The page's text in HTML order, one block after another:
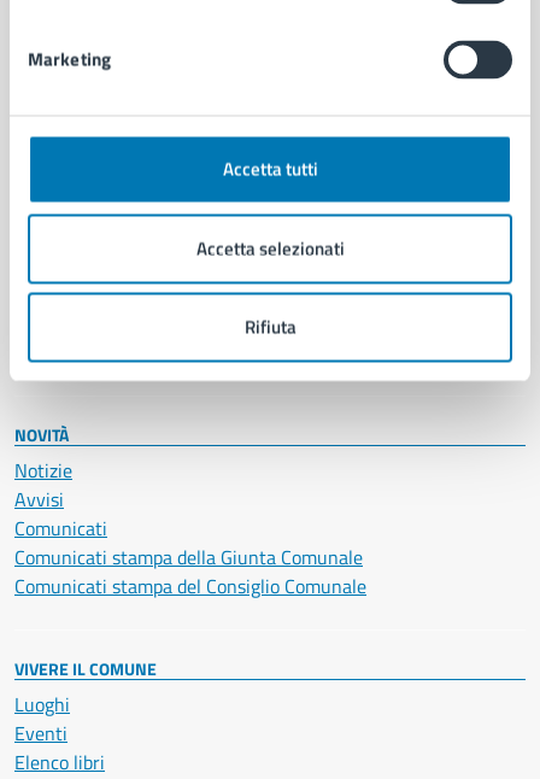
Marketing
Accetta tutti
Accetta selezionati
Rifiuta
Ambiente
Educazione e formazione
Giustizia e sicurezza pubblica
Salute, benessere e assistenza
Vita lavorativa
NOVITÀ
Notizie
Avvisi
Comunicati
Comunicati stampa della Giunta Comunale
Comunicati stampa del Consiglio Comunale
VIVERE IL COMUNE
Luoghi
Eventi
Elenco libri